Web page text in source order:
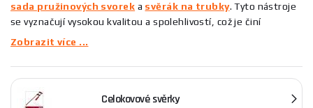
sada pružinových svorek a svěrák na trubky. Tyto nástroje
se vyznačují vysokou kvalitou a spolehlivostí, což je činí
ideálními pro profesionální použití i domácí dílny. Vyzkoušejte
dalších činnostech, kde je potřeba pevné uchycení. Vybírat
můžete z různých modelů přizpůsobených vašim potřebám.
Zobrazit více ...
Celokovové svěrky